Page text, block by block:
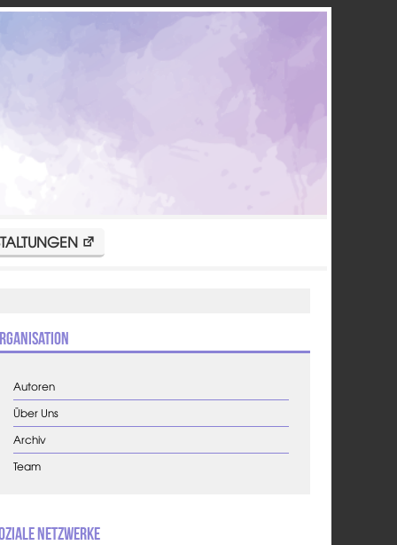
Autoren
Über Uns
Archiv
Team
Netzwerke